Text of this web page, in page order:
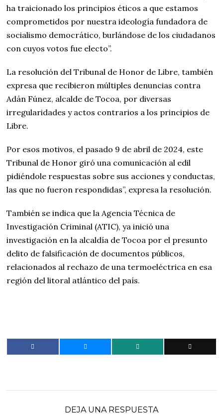
ha traicionado los principios éticos a que estamos
comprometidos por nuestra ideología fundadora de
socialismo democrático, burlándose de los ciudadanos
con cuyos votos fue electo”.
La resolución del Tribunal de Honor de Libre, también
expresa que recibieron múltiples denuncias contra
Adán Fúnez, alcalde de Tocoa, por diversas
irregularidades y actos contrarios a los principios de
Libre.
Por esos motivos, el pasado 9 de abril de 2024, este
Tribunal de Honor giró una comunicación al edil
pidiéndole respuestas sobre sus acciones y conductas,
las que no fueron respondidas”, expresa la resolución.
También se indica que la Agencia Técnica de
Investigación Criminal (ATIC), ya inició una
investigación en la alcaldía de Tocoa por el presunto
delito de falsificación de documentos públicos,
relacionados al rechazo de una termoeléctrica en esa
región del litoral atlántico del país.
DEJA UNA RESPUESTA